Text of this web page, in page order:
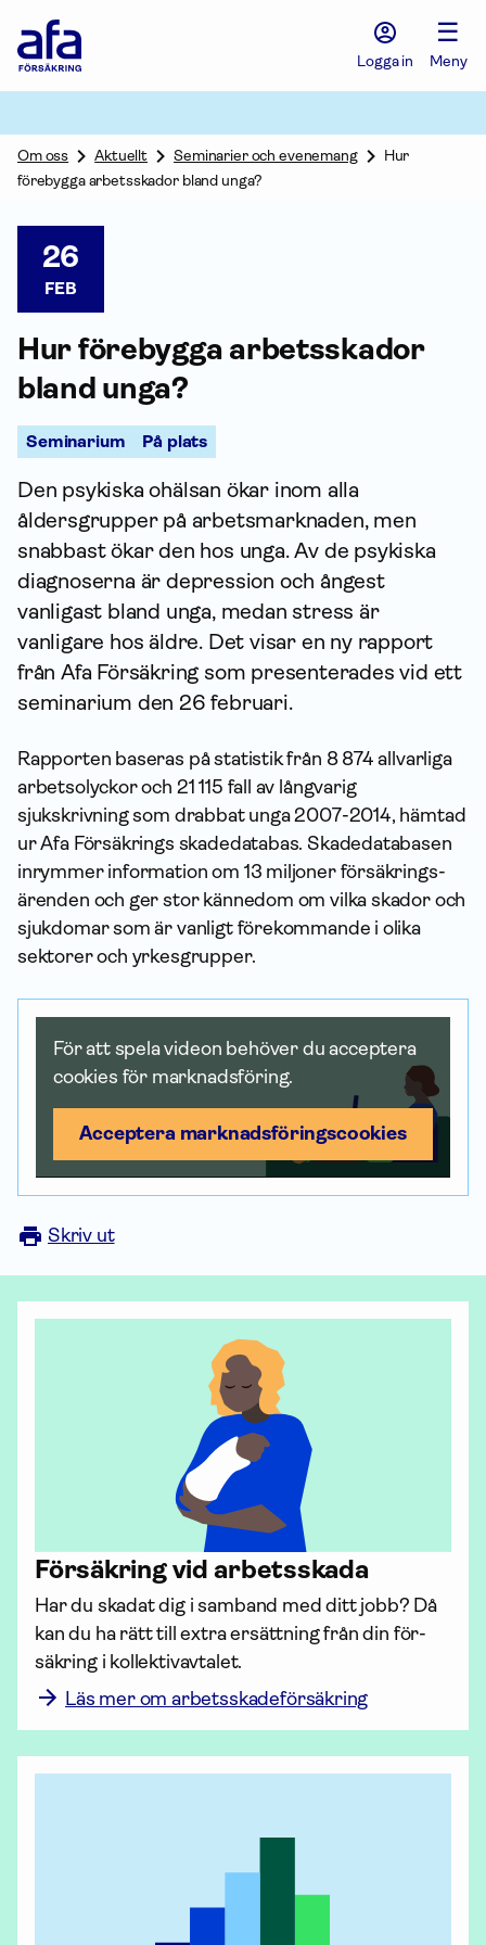
Försäkring
Logga in
☰
Meny
Om oss Aktuellt Seminarier och evenemang
Hur
förebygga arbetsskador bland unga?
26
FEB
Hur förebygga arbets­skador
bland unga?
Seminarium På plats
Den psykiska ohälsan ökar inom alla
åldersgrupper på arbets­marknaden, men
snabbast ökar den hos unga. Av de psykiska
diagnoserna är depression och ångest
vanligast bland unga, medan stress är
vanligare hos äldre. Det visar en ny rapport
från Afa För­säkring som presenterades vid ett
seminarium den 26 februari.
Rapporten baseras på statistik från 8 874 allvarliga
arbetsolyckor och 21 115 fall av långvarig
sjukskrivning som drabbat unga 2007-2014, hämtad
ur Afa Försäkrings skadedatabas. Skadedatabasen
inrymmer infor­mation om 13 miljoner försäk­rings­
ärenden och ger stor kännedom om vilka skador och
sjukdomar som är vanligt förekommande i olika
sektorer och yrkesgrupper.
För att spela videon behöver du acceptera
cookies för marknadsföring.
Acceptera marknadsförings­cookies
Skriv ut
För­säkring vid arbetsskada
Har du skadat dig i samband med ditt jobb? Då
kan du ha rätt till extra ersättning från din för­
säkring i kollektiv­avtalet.
Läs mer om arbetsskadeförsäkring